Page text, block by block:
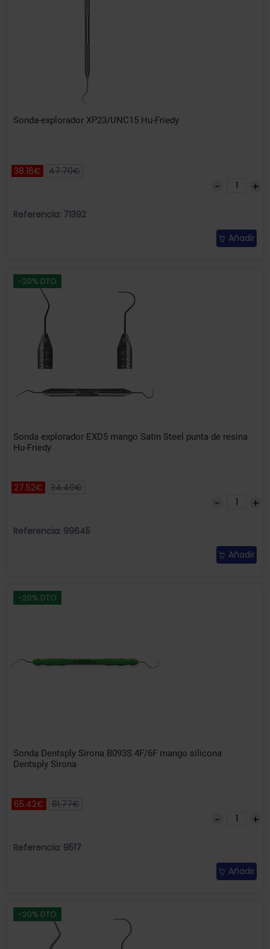
Sonda-explorador XP23/UNC15 Hu-Friedy
38.16€ 47.70€
Referencia: 71392
Añadir
-20% DTO
Sonda explorador EXD5 mango Satin Steel punta de resina
Hu-Friedy
27.52€ 34.40€
Referencia: 99645
Añadir
-20% DTO
Sonda Dentsply Sirona B093S 4F/6F mango silicona
Dentsply Sirona
65.42€ 81.77€
Referencia: 9517
Añadir
-20% DTO